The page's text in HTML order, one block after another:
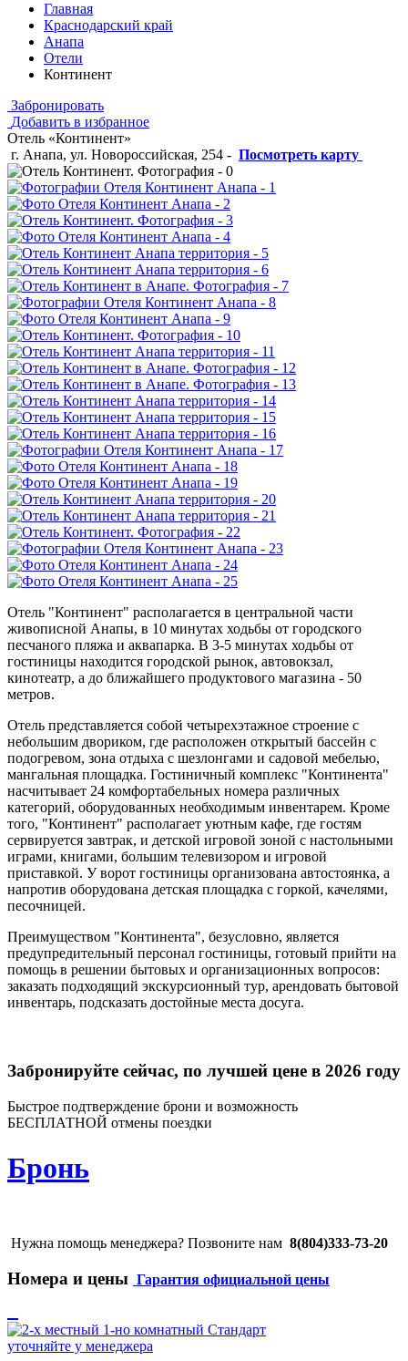
Главная
Краснодарский край
Анапа
Отели
Континент
Забронировать
Добавить в избранное
Отель «Континент»
г. Анапа, ул. Новороссийская, 254 - Посмотреть карту
Отель "Континент" располагается в центральной части
живописной Анапы, в 10 минутах ходьбы от городского
песчаного пляжа и аквапарка. В 3-5 минутах ходьбы от
гостиницы находится городской рынок, автовокзал,
кинотеатр, а до ближайшего продуктового магазина - 50
метров.
Отель представляется собой четырехэтажное строение с
небольшим двориком, где расположен открытый бассейн с
подогревом, зона отдыха с шезлонгами и садовой мебелью,
мангальная площадка. Гостиничный комплекс "Континента"
насчитывает 24 комфортабельных номера различных
категорий, оборудованных необходимым инвентарем. Кроме
того, "Континент" располагает уютным кафе, где гостям
сервируется завтрак, и детской игровой зоной с настольными
играми, книгами, большим телевизором и игровой
приставкой. У ворот гостиницы организована автостоянка, а
напротив оборудована детская площадка с горкой, качелями,
песочницей.
Преимуществом "Континента", безусловно, является
предупредительный персонал гостиницы, готовый прийти на
помощь в решении бытовых и организационных вопросов:
заказать подходящий экскурсионный тур, арендовать бытовой
инвентарь, подсказать достойные места досуга.
Забронируйте сейчас, по лучшей цене в 2026 году
Быстрое подтверждение брони и возможность
БЕСПЛАТНОЙ отмены поездки
Бронь
Нужна помощь менеджера? Позвоните нам 8(804)333-73-20
Номера и цены Гарантия официальной цены
уточняйте у менеджера